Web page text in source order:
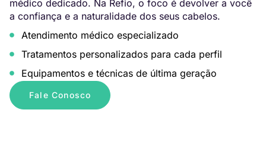
médico dedicado. Na Refio, o foco é devolver a você
a confiança e a naturalidade dos seus cabelos.
Atendimento médico especializado
Tratamentos personalizados para cada perfil
Equipamentos e técnicas de última geração
Fale Conosco